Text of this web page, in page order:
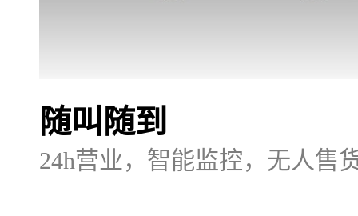
随叫随到
24h营业，智能监控，无人售